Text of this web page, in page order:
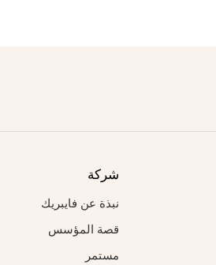
شركة
نبذة عن فايبريك
قصة المؤسس
مستمر